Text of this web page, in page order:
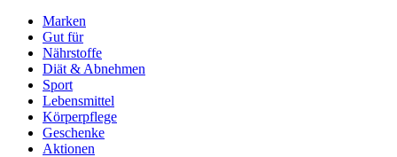
Marken
Gut für
Nährstoffe
Diät & Abnehmen
Sport
Lebensmittel
Körperpflege
Geschenke
Aktionen